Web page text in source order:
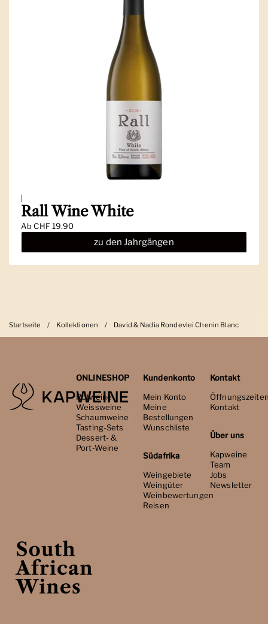
|
Rall Wine White
AbCHF 19.90
zu den Jahrgängen
Startseite / Kollektionen / David & Nadia Rondevlei Chenin Blanc
ONLINESHOP
Rotweine
Weissweine
Schaumweine
Tasting-Sets
Dessert- &
Port-Weine
Kundenkonto
Mein Konto
Meine
Bestellungen
Wunschliste
Südafrika
Weingebiete
Weingüter
Weinbewertungen
Reisen
Kontakt
Kontakt
Über uns
Kapweine
Team
Jobs
Newsletter